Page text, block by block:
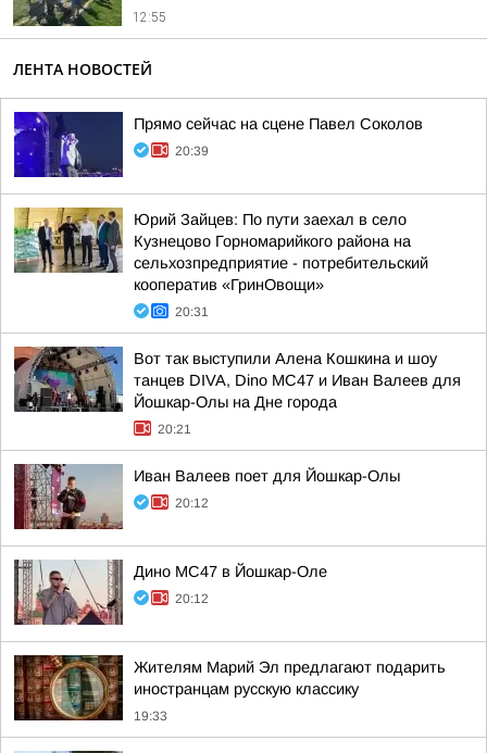
12:55
ЛЕНТА НОВОСТЕЙ
Прямо сейчас на сцене Павел Соколов
20:39
Юрий Зайцев: По пути заехал в село
Кузнецово Горномарийкого района на
сельхозпредприятие - потребительский
кооператив «ГринОвощи»
20:31
Вот так выступили Алена Кошкина и шоу
танцев DIVA, Dino MC47 и Иван Валеев для
Йошкар-Олы на Дне города
20:21
Иван Валеев поет для Йошкар-Олы
20:12
Дино МС47 в Йошкар-Оле
20:12
Жителям Марий Эл предлагают подарить
иностранцам русскую классику
19:33